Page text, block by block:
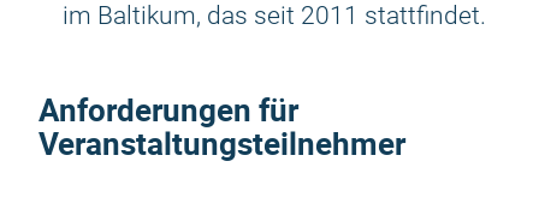
im Baltikum, das seit 2011 stattfindet.
Anforderungen für
Veranstaltungsteilnehmer